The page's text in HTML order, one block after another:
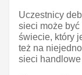
Uczestnicy
sieci może
świecie, który
też na
sieci